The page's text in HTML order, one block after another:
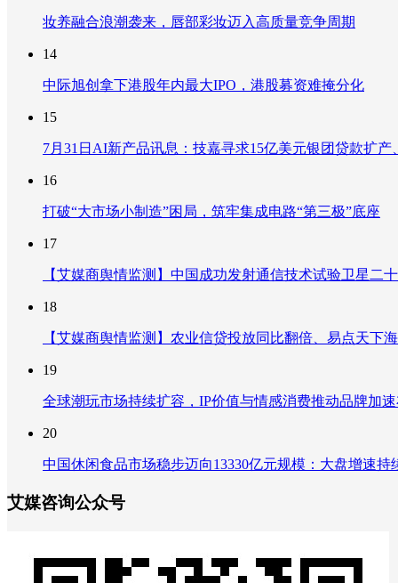
妆养融合浪潮袭来，唇部彩妆迈入高质量竞争周期
14
中际旭创拿下港股年内最大IPO，港股募资难掩分化
15
7月31日AI新产品讯息：技嘉寻求15亿美元银团贷款扩
16
打破“大市场小制造”困局，筑牢集成电路“第三极”底座
17
【艾媒商舆情监测】中国成功发射通信技术试验卫星
18
【艾媒商舆情监测】农业信贷投放同比翻倍、易点天下
19
全球潮玩市场持续扩容，IP价值与情感消费推动品牌加
20
中国休闲食品市场稳步迈向13330亿元规模：大盘增速
艾媒咨询公众号